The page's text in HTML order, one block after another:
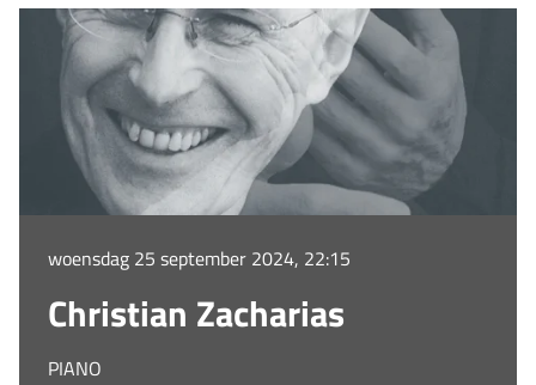
woensdag 25 september 2024, 22:15
Christian Zacharias
PIANO